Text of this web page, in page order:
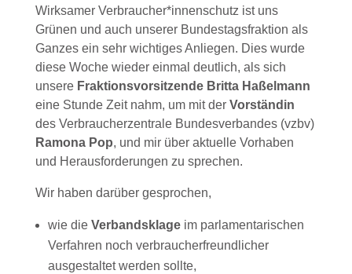
Wirksamer Verbraucher*innenschutz ist uns
Grünen und auch unserer Bundestagsfraktion als
Ganzes ein sehr wichtiges Anliegen. Dies wurde
diese Woche wieder einmal deutlich, als sich
unsere Fraktionsvorsitzende Britta Haßelmann
eine Stunde Zeit nahm, um mit der Vorständin
des Verbraucherzentrale Bundesverbandes (vzbv)
Ramona Pop, und mir über aktuelle Vorhaben
und Herausforderungen zu sprechen.
Wir haben darüber gesprochen,
wie die Verbandsklage im parlamentarischen
Verfahren noch verbraucherfreundlicher
ausgestaltet werden sollte,